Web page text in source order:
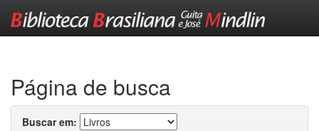
Página de busca
Buscar em: